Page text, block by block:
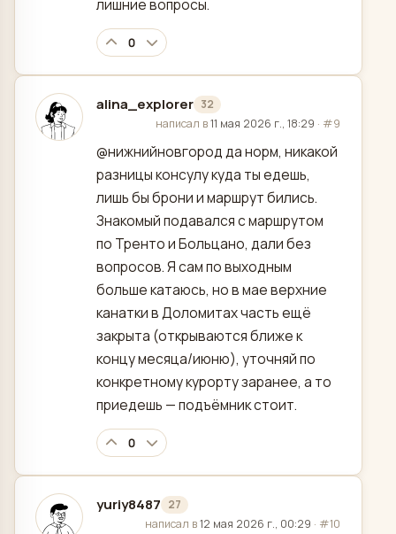
лишние вопросы.
0
alina_explorer 32
отредактировано
написал в11 мая 2026 г., 18:29 · #9
@нижнийновгород да норм, никакой
разницы консулу куда ты едешь,
лишь бы брони и маршрут бились.
Знакомый подавался с маршрутом
по Тренто и Больцано, дали без
вопросов. Я сам по выходным
больше катаюсь, но в мае верхние
канатки в Доломитах часть ещё
закрыта (открываются ближе к
концу месяца/июню), уточняй по
конкретному курорту заранее, а то
приедешь — подъёмник стоит.
0
yuriy8487 27
отредактировано
написал в12 мая 2026 г., 00:29 · #10